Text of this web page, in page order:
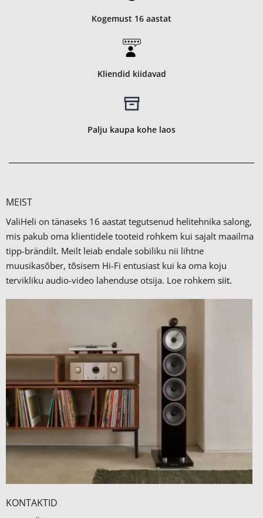
Kogemust 16 aastat
Kliendid kiidavad
Palju kaupa kohe laos
MEIST
ValiHeli on tänaseks 16 aastat tegutsenud helitehnika salong,
mis pakub oma klientidele tooteid rohkem kui sajalt maailma
tipp-brändilt. Meilt leiab endale sobiliku nii lihtne
muusikasõber, tõsisem Hi-Fi entusiast kui ka oma koju
tervikliku audio-video lahenduse otsija. Loe rohkem siit.
KONTAKTID